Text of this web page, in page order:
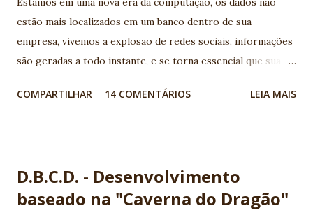
estão mais localizados em um banco dentro de sua
empresa, vivemos a explosão de redes sociais, informações
são geradas a todo instante, e se torna essencial que sua
consumam suas APIs geralmente disponíveis por serviços
utilizado para aumentar a produtividade e a integração com
novos serviços. Basicamente duas especificações surgem
COMPARTILHAR 14 COMENTÁRIOS LEIA MAIS
D.B.C.D. - Desenvolvimento
baseado na "Caverna do Dragão"